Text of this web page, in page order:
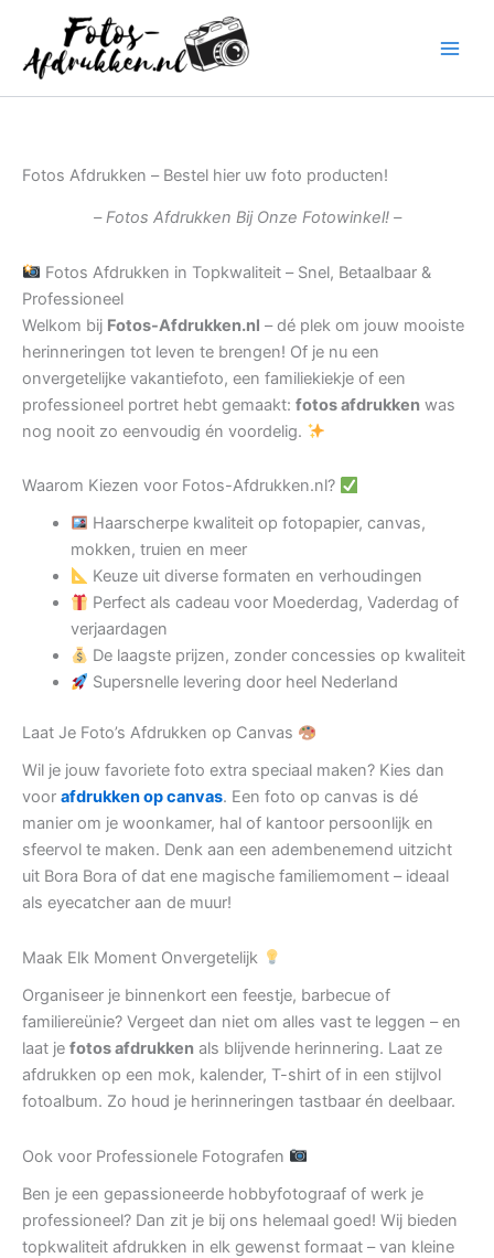
inhoud
Fotos Afdrukken – Bestel hier uw foto producten!
– Fotos Afdrukken Bij Onze Fotowinkel! –
Fotos Afdrukken in Topkwaliteit – Snel, Betaalbaar &
Professioneel
Welkom bij Fotos-Afdrukken.nl – dé plek om jouw mooiste
herinneringen tot leven te brengen! Of je nu een
onvergetelijke vakantiefoto, een familiekiekje of een
professioneel portret hebt gemaakt: fotos afdrukken was
nog nooit zo eenvoudig én voordelig.
Waarom Kiezen voor Fotos-Afdrukken.nl?
Haarscherpe kwaliteit op fotopapier, canvas,
mokken, truien en meer
Keuze uit diverse formaten en verhoudingen
Perfect als cadeau voor Moederdag, Vaderdag of
verjaardagen
De laagste prijzen, zonder concessies op kwaliteit
Supersnelle levering door heel Nederland
Laat Je Foto’s Afdrukken op Canvas
Wil je jouw favoriete foto extra speciaal maken? Kies dan
voor afdrukken op canvas. Een foto op canvas is dé
manier om je woonkamer, hal of kantoor persoonlijk en
sfeervol te maken. Denk aan een adembenemend uitzicht
uit Bora Bora of dat ene magische familiemoment – ideaal
als eyecatcher aan de muur!
Maak Elk Moment Onvergetelijk
Organiseer je binnenkort een feestje, barbecue of
familiereünie? Vergeet dan niet om alles vast te leggen – en
laat je fotos afdrukken als blijvende herinnering. Laat ze
afdrukken op een mok, kalender, T-shirt of in een stijlvol
fotoalbum. Zo houd je herinneringen tastbaar én deelbaar.
Ook voor Professionele Fotografen
Ben je een gepassioneerde hobbyfotograaf of werk je
professioneel? Dan zit je bij ons helemaal goed! Wij bieden
topkwaliteit afdrukken in elk gewenst formaat – van kleine